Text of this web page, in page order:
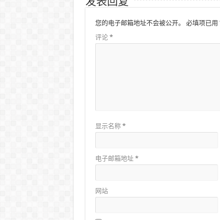
发表回复
您的电子邮箱地址不会被公开。 必填项已用
评论 *
显示名称 *
电子邮箱地址 *
网站